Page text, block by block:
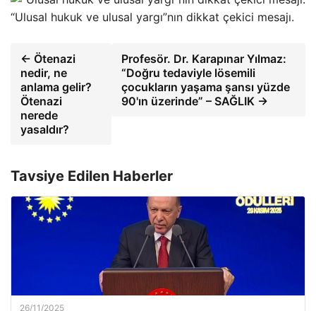
“Ulusal hukuk ve ulusal yargı”nın dikkat çekici mesajı.
← Ötenazi
nedir, ne
anlama gelir?
Ötenazi
nerede
yasaldır?
Profesör. Dr. Karapınar Yılmaz:
“Doğru tedaviyle lösemili
çocukların yaşama şansı yüzde
90'ın üzerinde” – SAĞLIK →
Tavsiye Edilen Haberler
26/11/2025